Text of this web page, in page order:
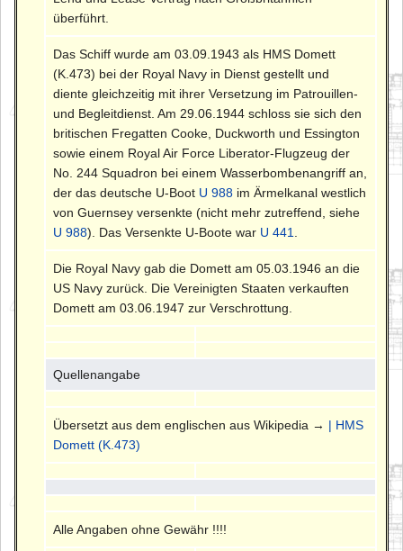
überführt.
Das Schiff wurde am 03.09.1943 als HMS Domett
(K.473) bei der Royal Navy in Dienst gestellt und
diente gleichzeitig mit ihrer Versetzung im Patrouillen-
und Begleitdienst. Am 29.06.1944 schloss sie sich den
britischen Fregatten Cooke, Duckworth und Essington
sowie einem Royal Air Force Liberator-Flugzeug der
No. 244 Squadron bei einem Wasserbombenangriff an,
der das deutsche U-Boot U 988 im Ärmelkanal westlich
von Guernsey versenkte (nicht mehr zutreffend, siehe
U 988). Das Versenkte U-Boote war U 441
Die Royal Navy gab die Domett am 05.03.1946 an die
US Navy zurück. Die Vereinigten Staaten verkauften
Domett am 03.06.1947 zur Verschrottung.
Quellenangabe
Übersetzt aus dem englischen aus Wikipedia → | HMS
Domett (K.473)
Alle Angaben ohne Gewähr !!!!